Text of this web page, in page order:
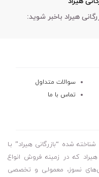
های گردشی و انواع مختلف
و توربین های گاز ثابت طراحی
هیراد باخبر شوید:
سوالات متداول
تماس با ما
شده “بازرگانی هیراد” بـا
که در زمینه فروش انواع
نسوز، معمولی و تخصصی